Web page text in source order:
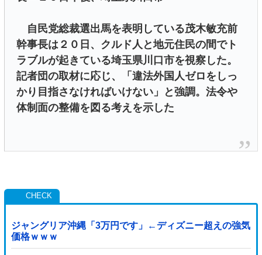
自民党総裁選出馬を表明している茂木敏充前
幹事長は２０日、クルド人と地元住民の間でト
ラブルが起きている埼玉県川口市を視察した。
記者団の取材に応じ、「違法外国人ゼロをしっ
かり目指さなければいけない」と強調。法令や
体制面の整備を図る考えを示した
ジャングリア沖縄「3万円です」←ディズニー超えの強気
価格ｗｗｗ